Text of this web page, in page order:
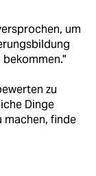
um
zu
Dinge
machen, finde